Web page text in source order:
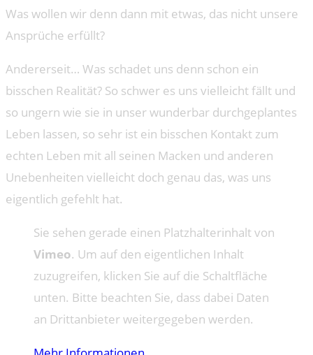
Was wollen wir denn dann mit etwas, das nicht unsere
Ansprüche erfüllt?
Andererseit… Was schadet uns denn schon ein
bisschen Realität? So schwer es uns vielleicht fällt und
so ungern wie sie in unser wunderbar durchgeplantes
Leben lassen, so sehr ist ein bisschen Kontakt zum
echten Leben mit all seinen Macken und anderen
Unebenheiten vielleicht doch genau das, was uns
eigentlich gefehlt hat.
Sie sehen gerade einen Platzhalterinhalt von
Vimeo. Um auf den eigentlichen Inhalt
zuzugreifen, klicken Sie auf die Schaltfläche
unten. Bitte beachten Sie, dass dabei Daten
an Drittanbieter weitergegeben werden.